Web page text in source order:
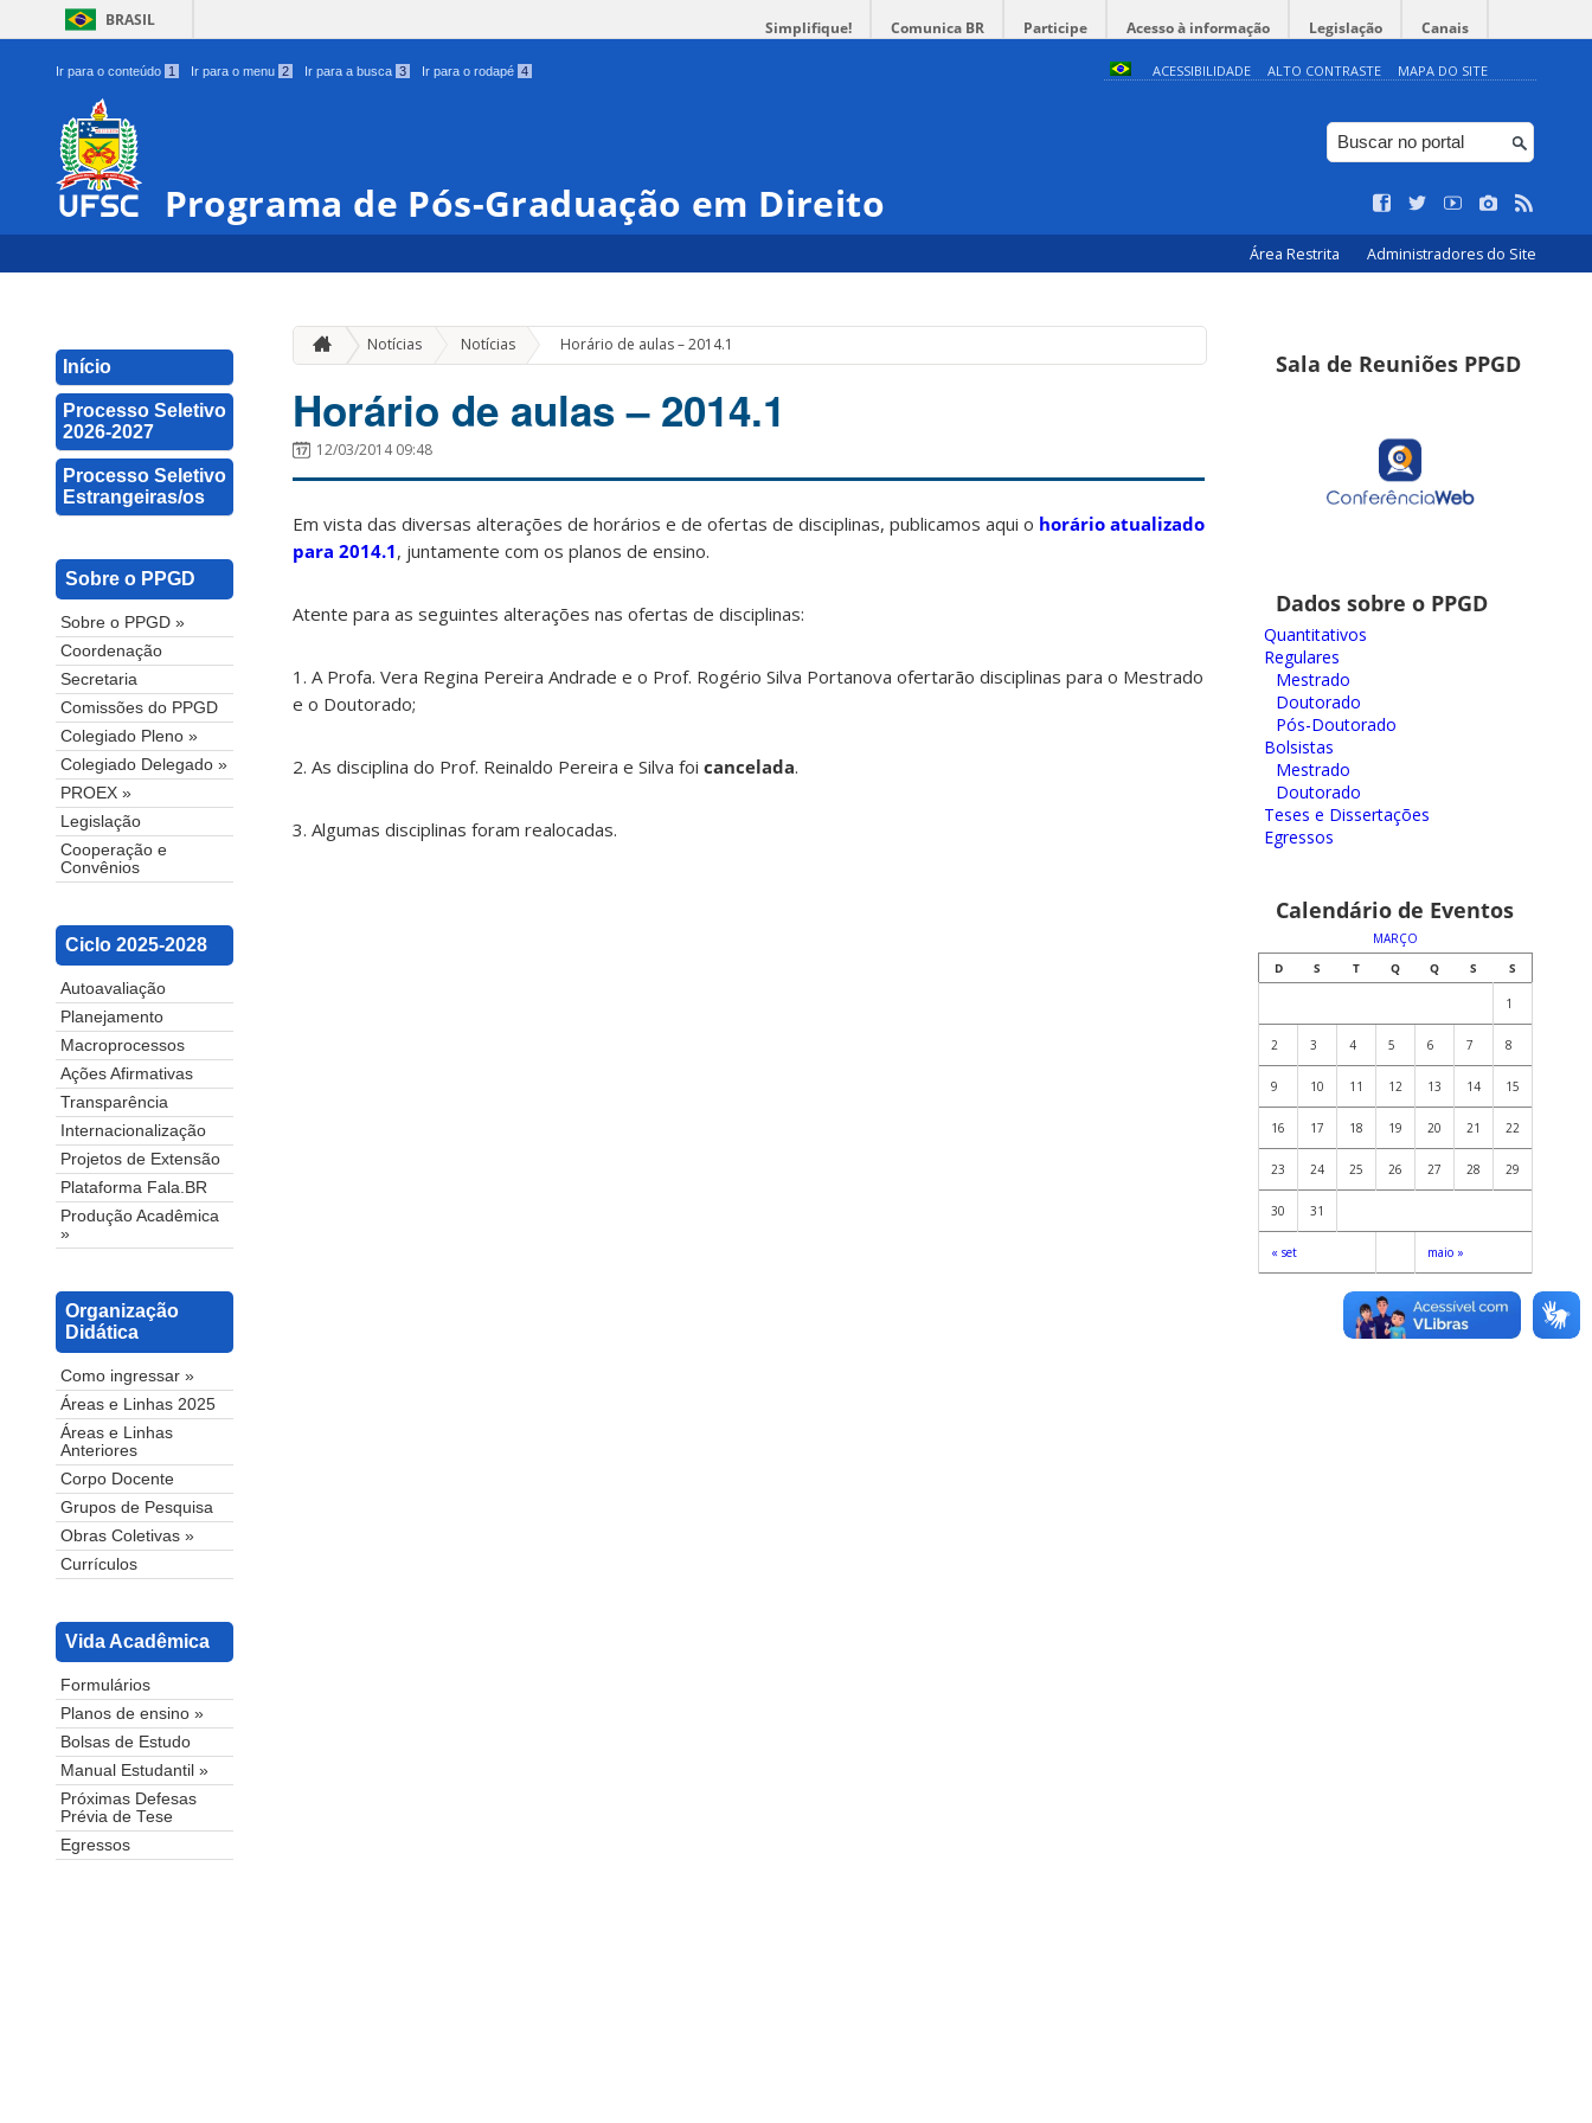
BRASIL Simplifique! Comunica BR Participe Acesso à informação Legislação Canais
Ir para o conteúdo 1 Ir para o menu 2 Ir para a busca 3 Ir para o rodapé 4 ACESSIBILIDADE ALTO CONTRASTE MAPA DO SITE
Programa de Pós-Graduação em Direito
Área Restrita Administradores do Site
Início
Processo Seletivo
2026-2027
Processo Seletivo
Estrangeiras/os
Sobre o PPGD
Sobre o PPGD »
Coordenação
Secretaria
Comissões do PPGD
Colegiado Pleno »
Colegiado Delegado »
PROEX »
Legislação
Cooperação e
Convênios
Ciclo 2025-2028
Autoavaliação
Planejamento
Macroprocessos
Ações Afirmativas
Transparência
Internacionalização
Projetos de Extensão
Plataforma Fala.BR
Produção Acadêmica
»
Organização
Didática
Como ingressar »
Áreas e Linhas 2025
Áreas e Linhas
Anteriores
Corpo Docente
Grupos de Pesquisa
Obras Coletivas »
Currículos
Vida Acadêmica
Formulários
Planos de ensino »
Bolsas de Estudo
Manual Estudantil »
Próximas Defesas
Prévia de Tese
Egressos
Notícias Notícias » Horário de aulas – 2014.1
Horário de aulas – 2014.1
12/03/2014 09:48
Em vista das diversas alterações de horários e de ofertas de disciplinas, publicamos aqui o horário atualizado
para 2014.1, juntamente com os planos de ensino.
Atente para as seguintes alterações nas ofertas de disciplinas:
1. A Profa. Vera Regina Pereira Andrade e o Prof. Rogério Silva Portanova ofertarão disciplinas para o Mestrado
e o Doutorado;
2. As disciplina do Prof. Reinaldo Pereira e Silva foi cancelada.
3. Algumas disciplinas foram realocadas.
Sala de Reuniões PPGD
Dados sobre o PPGD
Quantitativos
Regulares
Mestrado
Doutorado
Pós-Doutorado
Bolsistas
Mestrado
Doutorado
Teses e Dissertações
Egressos
Calendário de Eventos
MARÇO
D
S T Q Q S S
« set maio »
1
2 3 4 5 6 7 8
9 10 11 12 13 14 15
16 17 18 19 20 21 22
23 24 25 26 27 28 29
30 31